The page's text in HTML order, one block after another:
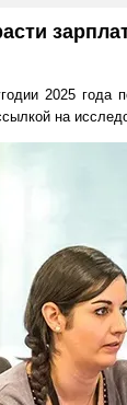
2025
на